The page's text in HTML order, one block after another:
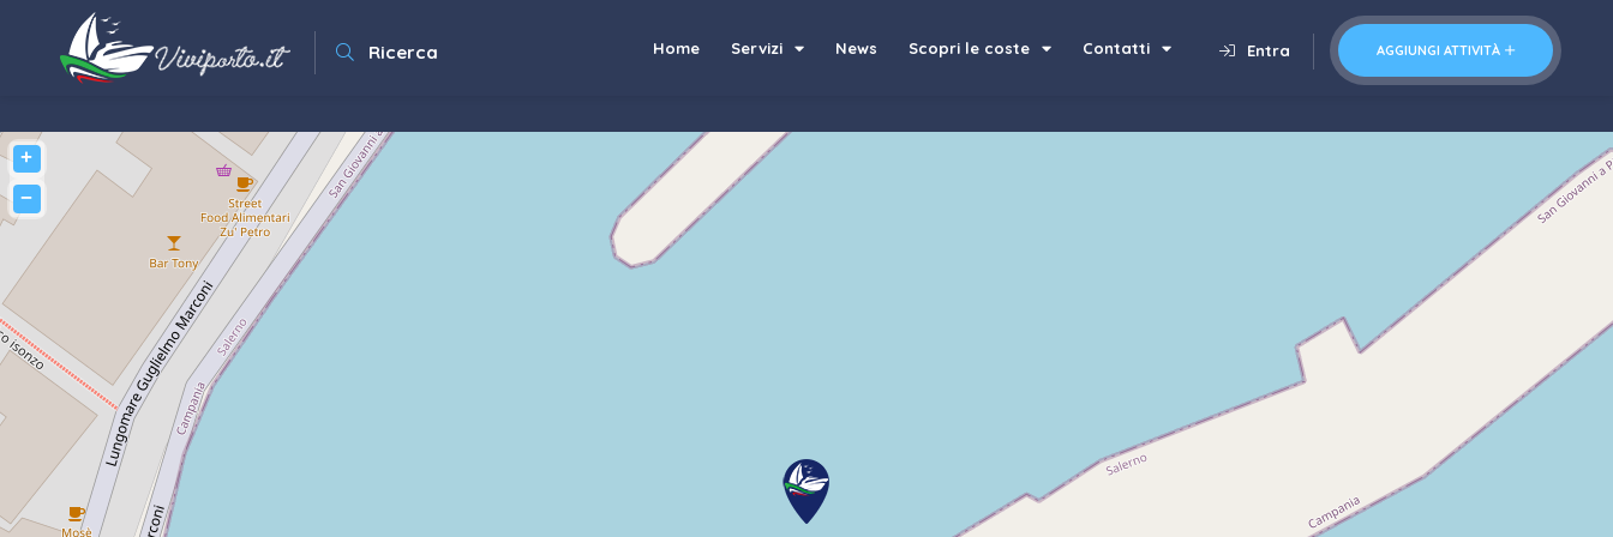
Ricerca AGGIUNGI ATTIVITÀ
Entra
Home Servizi News Scopri le coste Contatti
+
−